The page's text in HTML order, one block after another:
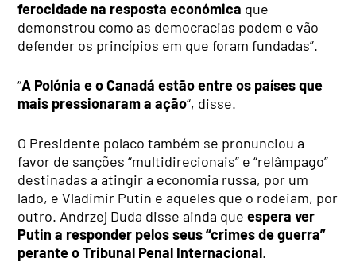
ferocidade na resposta económica que
demonstrou como as democracias podem e vão
defender os princípios em que foram fundadas”.
“A Polónia e o Canadá estão entre os países que
mais pressionaram a ação“, disse.
O Presidente polaco também se pronunciou a
favor de sanções “multidirecionais” e “relâmpago”
destinadas a atingir a economia russa, por um
lado, e Vladimir Putin e aqueles que o rodeiam, por
outro. Andrzej Duda disse ainda queespera ver
Putin a responder pelos seus “crimes de guerra”
perante o Tribunal Penal Internacional.